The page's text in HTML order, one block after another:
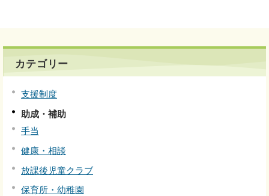
カテゴリー
支援制度
助成・補助
手当
健康・相談
放課後児童クラブ
保育所・幼稚園